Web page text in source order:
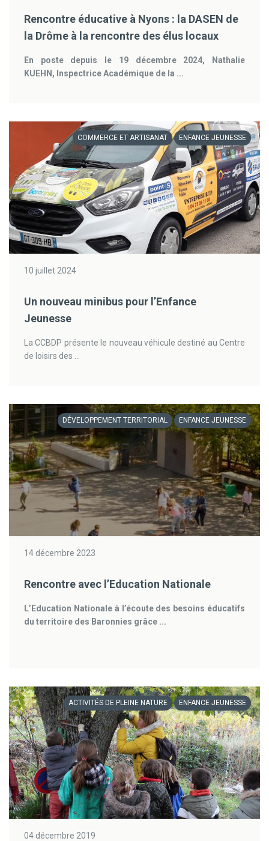
Rencontre éducative à Nyons : la DASEN de
la Drôme à la rencontre des élus locaux
En poste depuis le 19 décembre 2024, Nathalie
KUEHN, Inspectrice Académique de la ...
COMMERCE ET ARTISANAT ENFANCE JEUNESSE
10 juillet 2024
Un nouveau minibus pour l’Enfance
Jeunesse
La CCBDP présente le nouveau véhicule destiné au Centre
de loisirs des ...
DÉVELOPPEMENT TERRITORIAL ENFANCE JEUNESSE
14 décembre 2023
Rencontre avec l’Education Nationale
L’Education Nationale à l’écoute des besoins éducatifs
du territoire des Baronnies grâce ...
ACTIVITÉS DE PLEINE NATURE ENFANCE JEUNESSE
04 décembre 2019